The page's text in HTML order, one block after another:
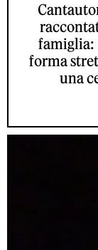
famiglia:
forma
una